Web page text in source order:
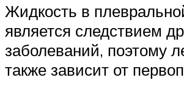
Жидкость в
является следствием
заболеваний, поэтому
также зависит от